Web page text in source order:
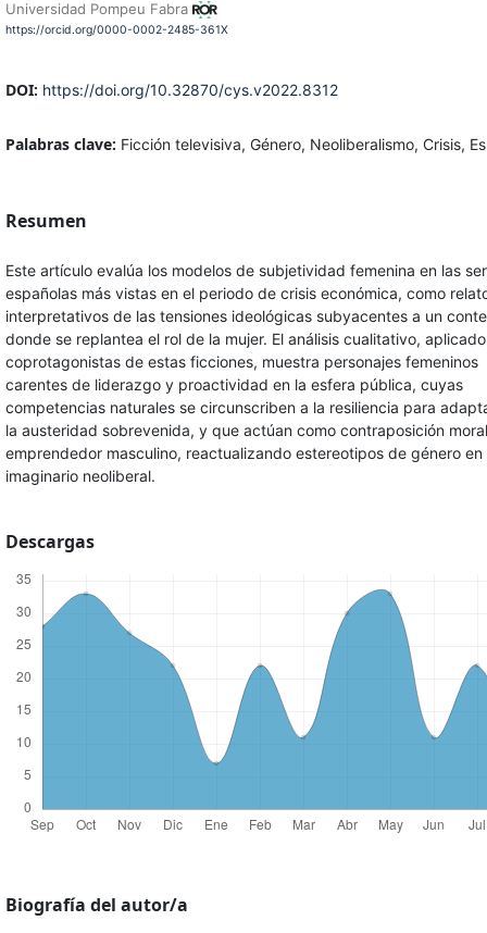
Universidad Pompeu Fabra
https://orcid.org/0000-0002-2485-361X
DOI: https://doi.org/10.32870/cys.v2022.8312
Palabras clave: Ficción televisiva, Género, Neoliberalismo, Crisis,
Resumen
Este artículo evalúa los modelos de subjetividad femenina en las
españolas más vistas en el periodo de crisis económica, como
interpretativos de las tensiones ideológicas subyacentes a un
donde se replantea el rol de la mujer. El análisis cualitativo,
coprotagonistas de estas ficciones, muestra personajes femeninos
carentes de liderazgo y proactividad en la esfera pública, cuyas
competencias naturales se circunscriben a la resiliencia para
la austeridad sobrevenida, y que actúan como contraposición
emprendedor masculino, reactualizando estereotipos de género en
imaginario neoliberal.
Descargas
Biografía del autor/a